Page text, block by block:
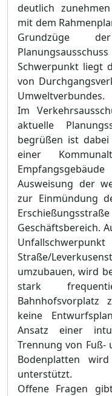
deutlich
mit dem
Grundzüge
Schwerpunkt liegt
von
Umweltverbundes.
Im
aktuelle
begrüßen ist
einer
Ausweisung der
zur Einmündung
Geschäftsbereich.
Straße/
umzubauen, wird
stark
keine
Ansatz einer
Trennung von Fuß-
Bodenplatten
unterstützt.
Offene Fragen